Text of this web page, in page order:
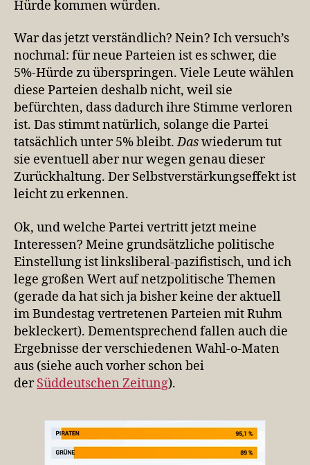
Hürde kommen würden.
War das jetzt verständlich? Nein? Ich versuch’s
nochmal: für neue Parteien ist es schwer, die
5%-Hürde zu überspringen. Viele Leute wählen
diese Parteien deshalb nicht, weil sie
befürchten, dass dadurch ihre Stimme verloren
ist. Das stimmt natürlich, solange die Partei
tatsächlich unter 5% bleibt.Daswiederum tut
sie eventuell aber nur wegen genau dieser
Zurückhaltung. Der Selbstverstärkungseffekt ist
leicht zu erkennen.
Ok, und welche Partei vertritt jetzt meine
Interessen? Meine grundsätzliche politische
Einstellung ist linksliberal-pazifistisch, und ich
lege großen Wert auf netzpolitische Themen
(gerade da hat sich ja bisher keine der aktuell
im Bundestag vertretenen Parteien mit Ruhm
bekleckert). Dementsprechend fallen auch die
Ergebnisse der verschiedenen Wahl-o-Maten
aus (siehe auch vorher schon bei
derSüddeutschen Zeitung).